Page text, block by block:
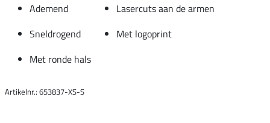
Ademend
Lasercuts aan de armen
Sneldrogend
Met logoprint
Met ronde hals
Artikelnr.: 653837-XS-S